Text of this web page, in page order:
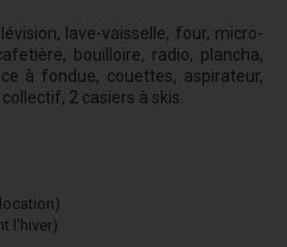
lave-vaisselle, four, micro-
bouilloire, radio, plancha,
à fondue, couettes, aspirateur,
2 casiers à skis.
l'hiver)